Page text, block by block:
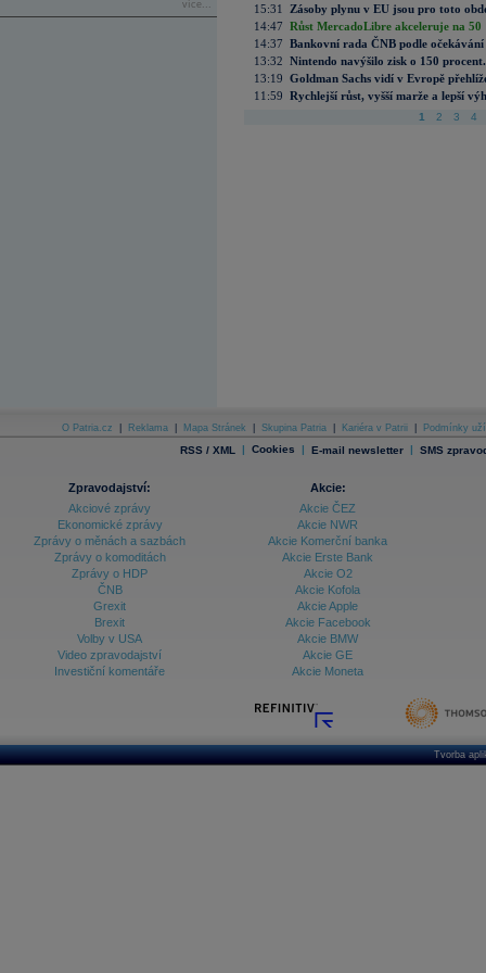
více...
15:31
Zásoby plynu v EU jsou pro toto
14:47 Růst MercadoLibre akceleruje na
14:37 Bankovní rada ČNB podle
13:32 Nintendo navýšilo zisk o 150
13:19 Goldman Sachs vidí v Evropě
11:59 Rychlejší růst, vyšší marže a lepší
1 2 3 4
O Patria.cz Reklama Mapa Stránek Skupina Patria Kariéra v Patrii Podmínky
RSS / XML | Cookies | E-mail newsletter | SMS
Zpravodajství:
Akciové zprávy
Ekonomické zprávy
Zprávy o měnách a sazbách
Zprávy o komoditách
Zprávy o HDP
ČNB
Grexit
Brexit
Volby v USA
Video zpravodajství
Investiční komentáře
Akcie:
Akcie ČEZ
Akcie NWR
Akcie Komerční banka
Akcie Erste Bank
Akcie O2
Akcie Kofola
Akcie Apple
Akcie Facebook
Akcie BMW
Akcie GE
Akcie Moneta
Tvorba